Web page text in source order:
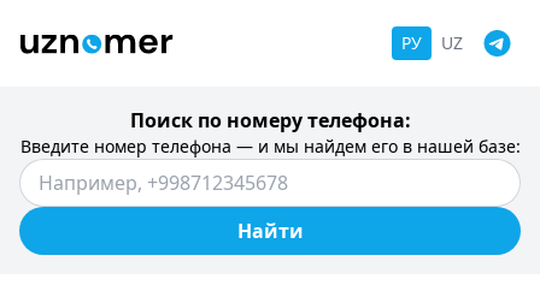
РУ UZ
Поиск по номеру телефона:
Введите номер телефона — и мы найдем его в нашей базе:
Найти